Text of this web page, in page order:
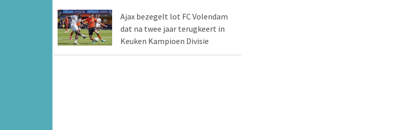
Ajax bezegelt lot FC Volendam
dat na twee jaar terugkeert in
Keuken Kampioen Divisie